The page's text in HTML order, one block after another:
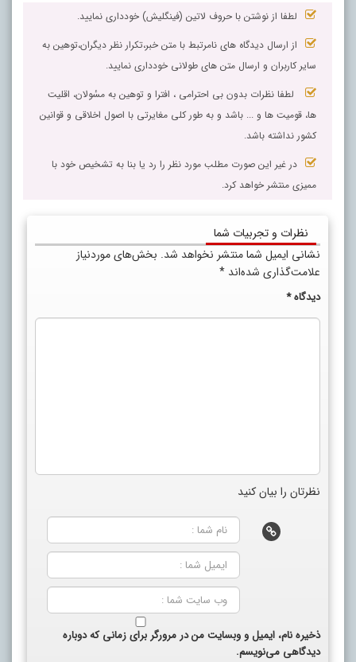
لطفا از نوشتن با حروف لاتین (فینگلیش) خودداری نمایید.
از ارسال دیدگاه های نامرتبط با متن خبر،تکرار نظر دیگران،توهین به
سایر کاربران و ارسال متن های طولانی خودداری نمایید.
لطفا نظرات بدون بی احترامی ، افترا و توهین به مسٔولان، اقلیت
ها، قومیت ها و ... باشد و به طور کلی مغایرتی با اصول اخلاقی و قوانین
کشور نداشته باشد.
در غیر این صورت مطلب مورد نظر را رد یا بنا به تشخیص خود با
ممیزی منتشر خواهد کرد.
نظرات و تجربیات شما
نشانی ایمیل شما منتشر نخواهد شد. بخش‌های موردنیاز
علامت‌گذاری شده‌اند *
دیدگاه*
نظرتان را بیان کنید
ذخیره نام، ایمیل و وبسایت من در مرورگر برای زمانی که دوباره
دیدگاهی می‌نویسم.